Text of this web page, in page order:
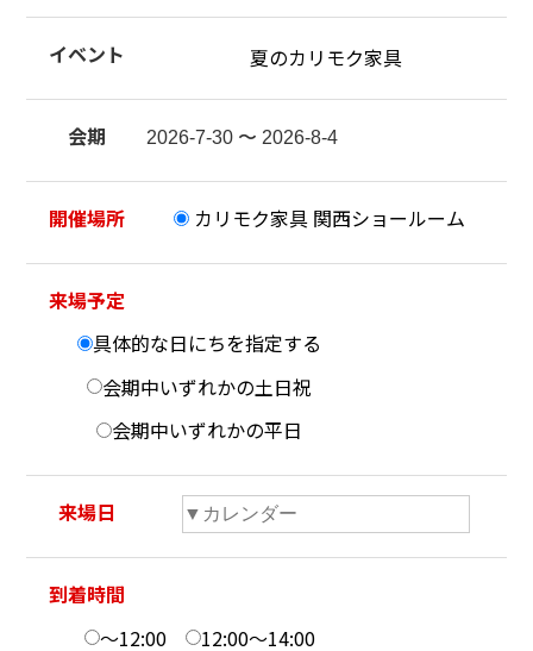
イベント 夏のカリモク家具
会期
開催場所 カリモク家具 関西ショールーム
来場予定
具体的な日にちを指定する
会期中いずれかの土日祝
会期中いずれかの平日
来場日
到着時間
～12:00
12:00～14:00